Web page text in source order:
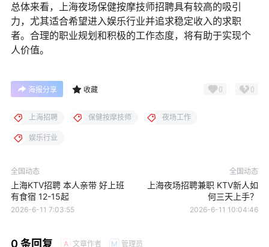
总体来看，上海夜场保健按摩技师招聘具有较高的吸引
力，尤其适合希望进入娱乐行业并追求稳定收入的求职
者。合理的职业规划和积极的工作态度，将有助于实现个
人价值。
海报分享 收藏 0 0
上海招聘 保健按摩技师 夜场工作
娱乐行业
全国动态
上海KTV招聘 本人亲带 好上班
有食宿 12-15起
2026-6-11 7:03:55
全国动态
上海夜场招聘兼职 KTV新人如
何三天上手？
2026-6-11 10:04:46
0 条回复 A 文章作者 M 管理员